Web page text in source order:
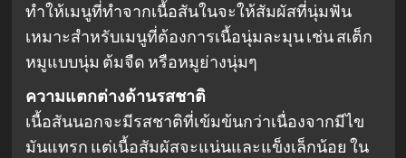
ทำให้เมนูที่ทำจากเนื้อสันในจะให้สัมผัสที่นุ่มฟัน
เหมาะสำหรับเมนูที่ต้องการเนื้อนุ่มละมุน เช่น สเต็ก
หมูแบบนุ่ม ต้มจืด หรือหมูย่างนุ่มๆ
ความแตกต่างด้านรสชาติ
เนื้อสันนอกจะมีรสชาติที่เข้มข้นกว่าเนื่องจากมีไข
มันแทรก แต่เนื้อสัมผัสจะแน่นและแข็งเล็กน้อย ใน